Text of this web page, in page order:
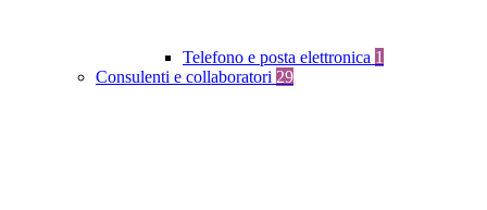
Telefono e posta elettronica 1
Consulenti e collaboratori 29